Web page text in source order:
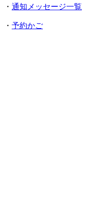
・ 通知メッセージ一覧
・ 予約かご